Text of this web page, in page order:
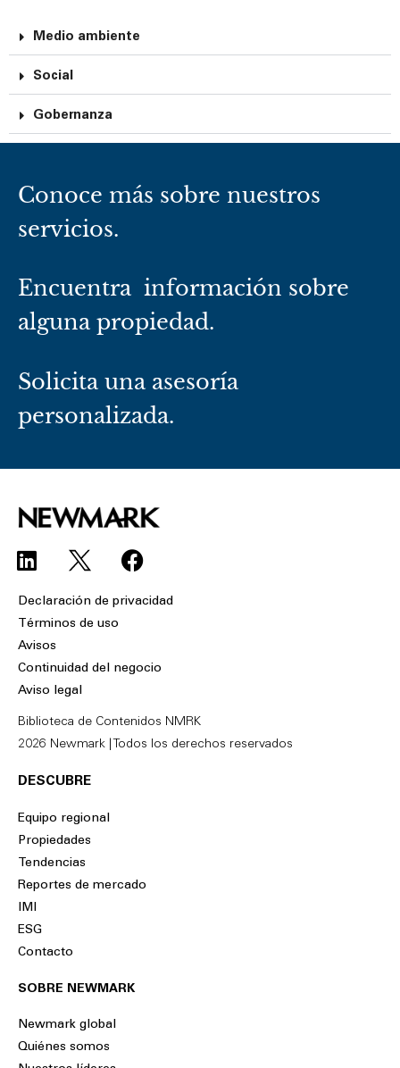
Medio ambiente
Social
Gobernanza
Conoce más sobre nuestros
servicios.
Encuentra información sobre
alguna propiedad.
Solicita una asesoría
personalizada.
L
i
n
k
e
d
i
F
a
c
o
o
Declaración de privacidad
Términos de uso
Avisos
Continuidad del negocio
Aviso legal
Biblioteca de Contenidos NMRK
2026 Newmark | Todos los derechos reservados
DESCUBRE
Equipo regional
Propiedades
Tendencias
Reportes de mercado
IMI
ESG
Contacto
SOBRE NEWMARK
Newmark global
Quiénes somos